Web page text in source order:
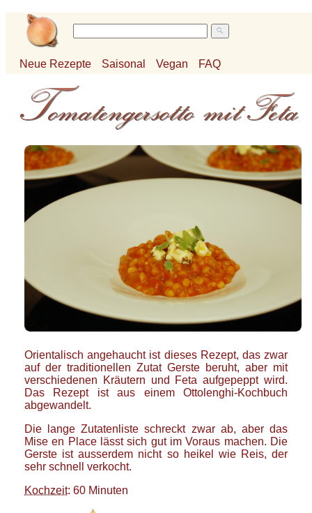
Neue Rezepte Saisonal Vegan FAQ
Orientalisch angehaucht ist dieses Rezept, das zwar
auf der traditionellen Zutat Gerste beruht, aber mit
verschiedenen Kräutern und Feta aufgepeppt wird.
Das Rezept ist aus einem Ottolenghi-Kochbuch
abgewandelt.
Die lange Zutatenliste schreckt zwar ab, aber das
Mise en Place lässt sich gut im Voraus machen. Die
Gerste ist ausserdem nicht so heikel wie Reis, der
sehr schnell verkocht.
Kochzeit: 60 Minuten